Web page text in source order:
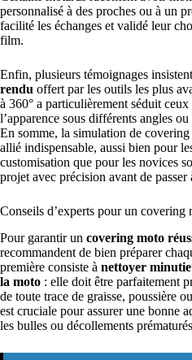
personnalisé à des proches ou à un
facilité les échanges et validé leur
film.
Enfin, plusieurs témoignages
rendu offert par les outils les plus
à 360° a particulièrement séduit
l’apparence sous différents angles
En somme, la simulation de
allié indispensable, aussi bien pour
customisation que pour les novices
projet avec précision avant de passer
Conseils d’experts pour un covering
Pour garantir un covering moto
recommandent de bien préparer
première consiste à nettoyer
la moto : elle doit être parfaitement
de toute trace de graisse, poussière
est cruciale pour assurer une bonne
les bulles ou décollements